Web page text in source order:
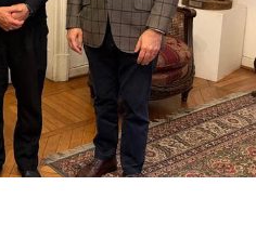
por las declaraciones
Lula da Silva. Esta
del embajador brasileño en
el canciller Mauro
mandatario argentino